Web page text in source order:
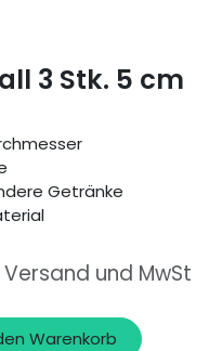
3 Stk. 5 cm
Getränke
und MwSt
Warenkorb